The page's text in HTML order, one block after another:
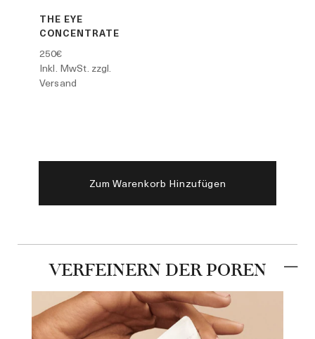
THE EYE
CONCENTRATE
250€
Inkl. MwSt. zzgl.
Versand
Zum Warenkorb Hinzufügen
VERFEINERN DER POREN